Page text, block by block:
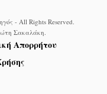
- All Rights Reserved.
Σακαλάκη
Απορρήτου